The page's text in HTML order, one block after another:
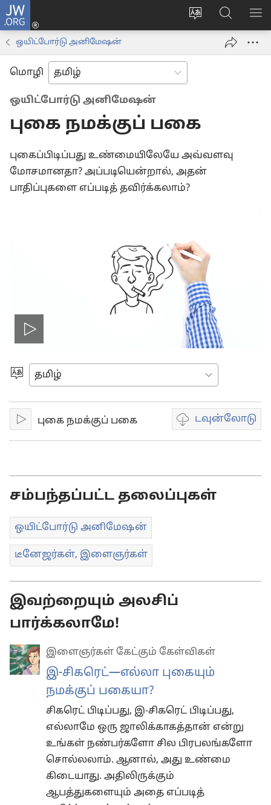
JW.ORG
மொழியை
மாற்றவும்
உள்நுழைக
window)
JW.ORG-
ல்
தேடவும்
ஒயிட்போர்டு அனிமேஷன்
மொழி
ஒயிட்போர்டு அனிமேஷன்
புகை நமக்குப் பகை
புகைப்பிடிப்பது உண்மையிலேயே அவ்வளவு
மோசமானதா? அப்படியென்றால், அதன்
பாதிப்புகளை எப்படித் தவிர்க்கலாம்?
Play
video
மொழியை
தெரிவுசெய்யவும்
இயக்கவும்
புகை நமக்குப் பகை டவுன்லோடு
வீடியோ
பதிவுகள்
தெரிவுகள்
சம்பந்தப்பட்ட தலைப்புகள்
ஒயிட்போர்டு அனிமேஷன்
டீனேஜர்கள், இளைஞர்கள்
இவற்றையும் அலசிப்
பார்க்கலாமே!
இளைஞர்கள் கேட்கும் கேள்விகள்
இ-சிகரெட்—எல்லா புகையும்
நமக்குப் பகையா?
சிகரெட் பிடிப்பது, இ-சிகரெட் பிடிப்பது,
எல்லாமே ஒரு ஜாலிக்காகத்தான் என்று
உங்கள் நண்பர்களோ சில பிரபலங்களோ
சொல்லலாம். ஆனால், அது உண்மை
கிடையாது. அதிலிருக்கும்
ஆபத்துகளையும் அதை எப்படித்